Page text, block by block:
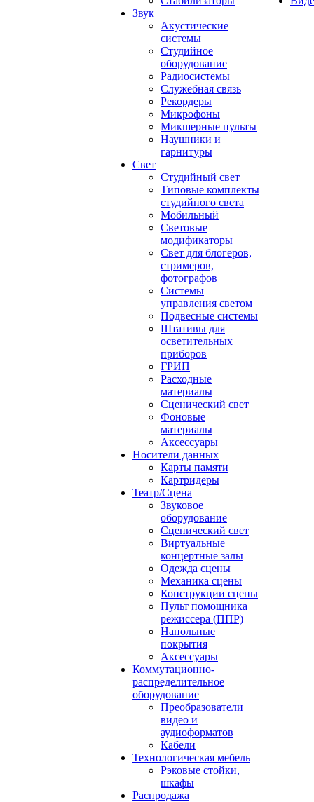
Звук
Акустические
системы
Студийное
оборудование
Радиосистемы
Служебная связь
Рекордеры
Микрофоны
Микшерные пульты
Наушники и
гарнитуры
Свет
Студийный свет
Типовые комплекты
студийного света
Мобильный
Световые
модификаторы
Свет для блогеров,
стримеров,
фотографов
Системы
управления светом
Подвесные системы
Штативы для
осветительных
приборов
ГРИП
Расходные
материалы
Сценический свет
Фоновые
материалы
Аксессуары
Носители данных
Карты памяти
Картридеры
Театр/Сцена
Звуковое
оборудование
Сценический свет
Виртуальные
концертные залы
Одежда сцены
Механика сцены
Конструкции сцены
Пульт помощника
режиссера (ППР)
Напольные
покрытия
Аксессуары
Коммутационно-
распределительное
оборудование
Преобразователи
видео и
аудиоформатов
Кабели
Технологическая мебель
Рэковые стойки,
шкафы
Распродажа